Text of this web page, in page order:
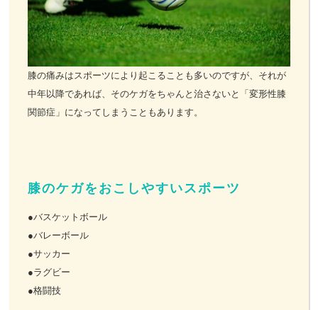
お客様の声
お問い合わせ
LINE予約
膝の痛みはスポーツにより起こることも多いのですが、それが
中年以降であれば、そのケガをちゃんと治さないと「変形性膝
関節症」になってしまうこともあります。
膝のケガをおこしやすいスポーツ
●バスケットボール
●バレーボール
●サッカー
●ラグビー
●格闘技